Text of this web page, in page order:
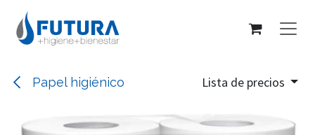
Ir al contenido
Papel higiénico Lista de precios